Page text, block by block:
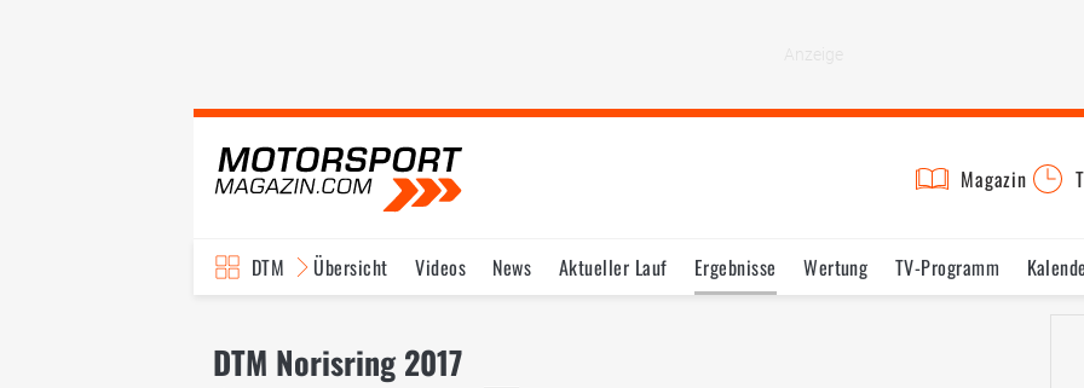
Magazin
DTM Übersicht Videos News Aktueller Lauf Ergebnisse Wertung TV-Programm
DTM Norisring 2017